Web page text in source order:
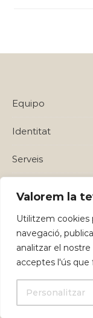
Valorem la
Utilitzem cookies
navegació,
analitzar el
acceptes l'ús que
Personalitzar
Equipo
Identitat
Serveis